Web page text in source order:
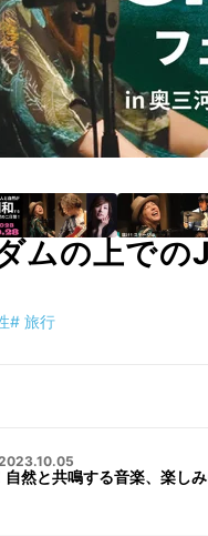
ダムの上で
# 旅行
然と共鳴する音楽、楽し